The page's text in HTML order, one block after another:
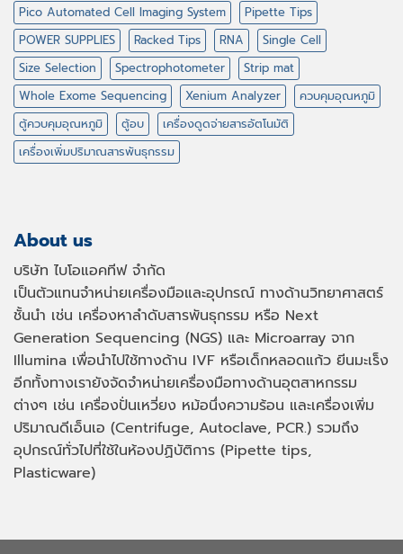
Pico Automated Cell Imaging System
Pipette Tips
POWER SUPPLIES
Racked Tips RNA
Single Cell
Size Selection
Spectrophotometer
Strip mat
Whole Exome Sequencing
Xenium Analyzer
ควบคุมอุณหภูมิ
ตู้ควบคุมอุณหภูมิ
ตู้อบ
เครื่องดูดจ่ายสารอัตโนมัติ
เครื่องเพิ่มปริมาณสารพันธุกรรม
About us
บริษัท ไบโอแอคทีฟ จำกัด
เป็นตัวแทนจำหน่ายเครื่องมือและอุปกรณ์ ทางด้านวิทยาศาสตร์
ชั้นนำ เช่น เครื่องหาลำดับสารพันธุกรรม หรือ Next
Generation Sequencing (NGS) และ Microarray จาก
Illumina เพื่อนำไปใช้ทางด้าน IVF หรือเด็กหลอดแก้ว ยีนมะเร็ง
อีกทั้งทางเรายังจัดจำหน่ายเครื่องมือทางด้านอุตสาหกรรม
ต่างๆ เช่น เครื่องปั่นเหวี่ยง หม้อนึ่งความร้อน และเครื่องเพิ่ม
ปริมาณดีเอ็นเอ (Centrifuge, Autoclave, PCR.) รวมถึง
อุปกรณ์ทั่วไปที่ใช้ในห้องปฏิบัติการ (Pipette tips,
Plasticware)